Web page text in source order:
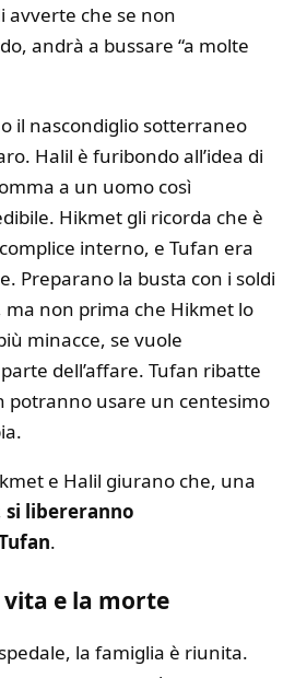
avverte che se non
andrà a bussare “a molte
il nascondiglio sotterraneo
Halil è furibondo all’idea di
a un uomo così
Hikmet gli ricorda che è
interno, e Tufan era
Preparano la busta con i soldi
ma non prima che Hikmet lo
minacce, se vuole
dell’affare. Tufan ribatte
potranno usare un centesimo
e Halil giurano che, una
si libereranno
.
e la morte
la famiglia è riunita.